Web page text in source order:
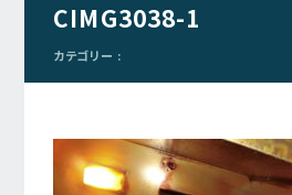
CIMG3038-1
カテゴリー :